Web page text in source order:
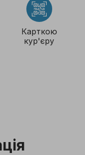
Карткою
кур'єру